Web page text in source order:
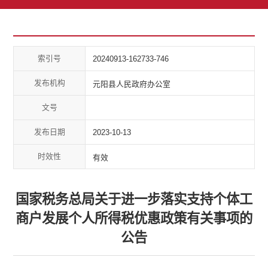
索引号 20240913-162733-746
发布机构 元阳县人民政府办公室
文号
发布日期 2023-10-13
时效性 有效
国家税务总局关于进一步落实支持个体工
商户发展个人所得税优惠政策有关事项的
公告